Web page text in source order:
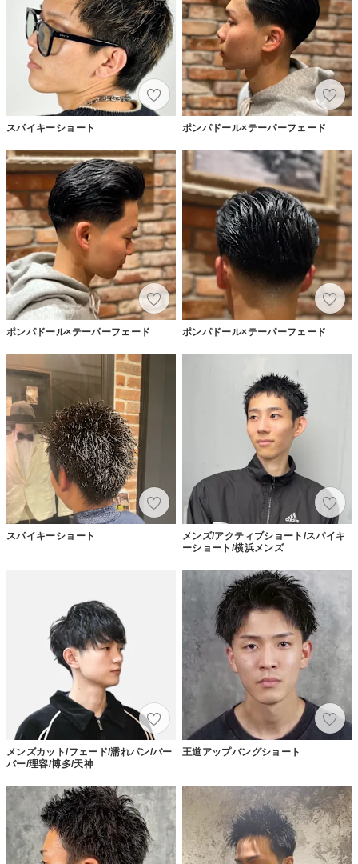
スパイキーショート ポンパドール×テーパーフェード
ポンパドール×テーパーフェード ポンパドール×テーパーフェード
スパイキーショート
メンズ/アクティブショート/スパイキ
ーショート/横浜メンズ
メンズカット/フェード/濡れパン/バー
バー/理容/博多/天神
王道アップバングショート